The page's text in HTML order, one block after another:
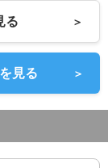
る ＞
見る ＞